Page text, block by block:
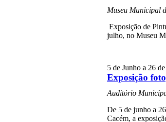
Museu Municipal
Exposição de
julho, no Museu
Exposição
5 de Junhoa 26
Auditório
De 5 de junho a
Cacém, a